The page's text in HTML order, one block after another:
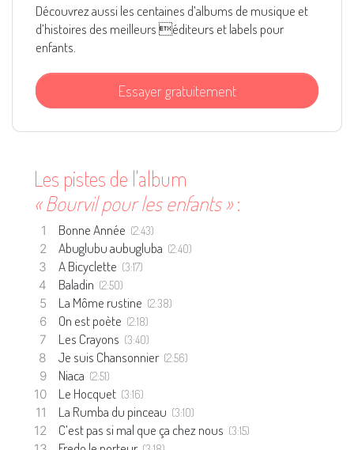
Découvrez aussi les centaines d’albums de musique et
d’histoires des meilleurs éditeurs et labels pour
enfants.
Essayer gratuitement
Les pistes de l'album
« Bourvil pour les enfants »:
Bonne Année (2:43)
Abuglubu aubugluba (2:40)
A Bicyclette (3:17)
Baladin (2:50)
La Môme rustine (2:38)
On est poète (2:18)
Les Crayons (3:40)
Je suis Chansonnier (2:56)
Niaca (2:51)
Le Hocquet (3:16)
La Rumba du pinceau (3:10)
C’est pas si mal que ça chez nous (3:15)